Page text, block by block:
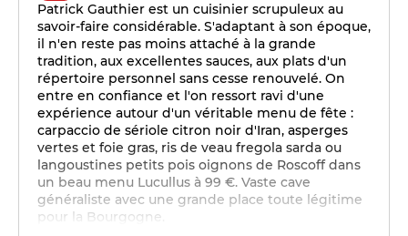
Patrick Gauthier est un cuisinier scrupuleux au
savoir-faire considérable. S'adaptant à son époque,
il n'en reste pas moins attaché à la grande
tradition, aux excellentes sauces, aux plats d'un
répertoire personnel sans cesse renouvelé. On
entre en confiance et l'on ressort ravi d'une
expérience autour d'un véritable menu de fête :
carpaccio de sériole citron noir d'Iran, asperges
vertes et foie gras, ris de veau fregola sarda ou
langoustines petits pois oignons de Roscoff dans
un beau menu Lucullus à 99 €. Vaste cave
généraliste avec une grande place toute légitime
pour la Bourgogne.